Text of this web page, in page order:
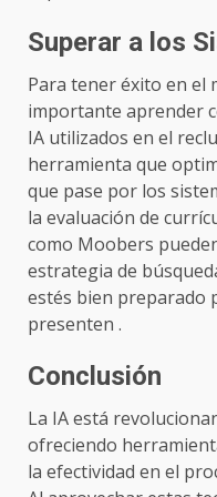
Superar a los
Para tener éxito en el
importante aprender
IA utilizados en el
herramienta que
que pase por los
la evaluación de
como Moobers
estrategia de
estés bien preparado
presenten .
Conclusión
La IA está
ofreciendo
la efectividad en el